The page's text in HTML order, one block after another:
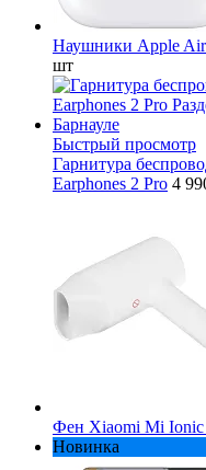
Наушники Apple
шт
Быстрый просмотр
Гарнитура
Earphones 2 Pro 4
Фен Xiaomi Mi
Новинка